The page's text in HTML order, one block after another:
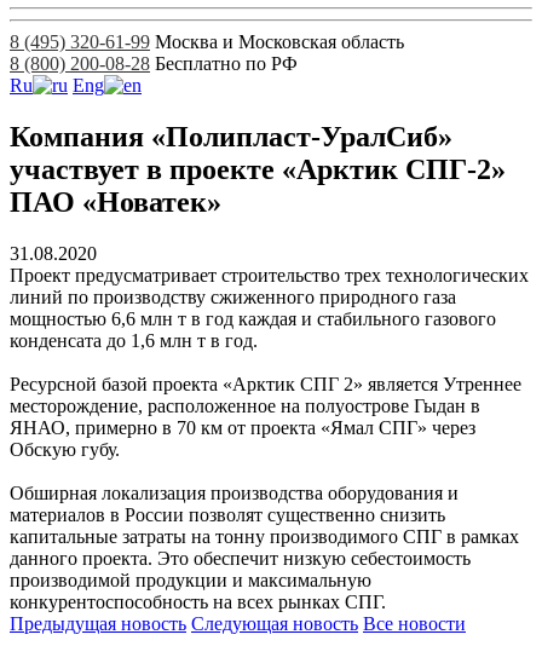
8 (495) 320-61-99 Москва и Московская область
8 (800) 200-08-28 Бесплатно по РФ
Ru
Eng
Компания «Полипласт-УралСиб»
участвует в проекте «Арктик СПГ-2»
ПАО «Новатек»
31.08.2020
Проект предусматривает строительство трех технологических
линий по производству сжиженного природного газа
мощностью 6,6 млн т в год каждая и стабильного газового
конденсата до 1,6 млн т в год.
Ресурсной базой проекта «Арктик СПГ 2» является Утреннее
месторождение, расположенное на полуострове Гыдан в
ЯНАО, примерно в 70 км от проекта «Ямал СПГ» через
Обскую губу.
Обширная локализация производства оборудования и
материалов в России позволят существенно снизить
капитальные затраты на тонну производимого СПГ в рамках
данного проекта. Это обеспечит низкую себестоимость
производимой продукции и максимальную
конкурентоспособность на всех рынках СПГ.
Предыдущая новость Следующая новость Все новости